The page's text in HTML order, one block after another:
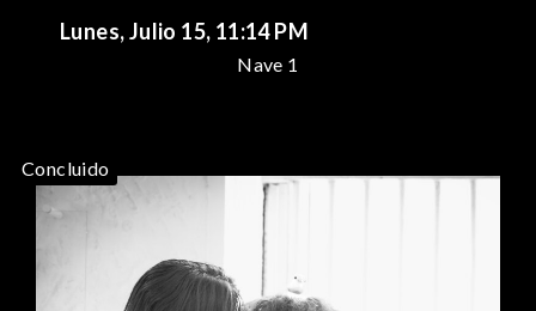
Lunes, Julio 15, 11:14 PM
Nave 1
Concluido